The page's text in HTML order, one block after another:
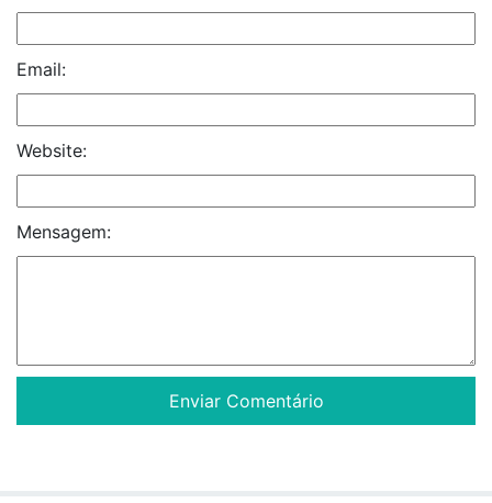
Email:
Website:
Mensagem: